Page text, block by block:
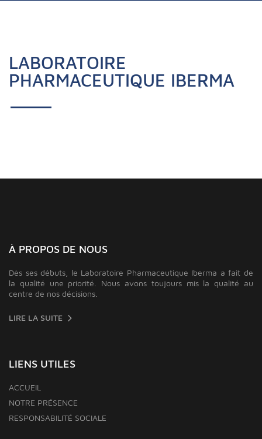
LABORATOIRE
PHARMACEUTIQUE IBERMA
À PROPOS DE NOUS
Dès ses débuts, le Laboratoire Pharmaceutique Iberma a fait de
la qualité une priorité. Nous avons toujours mis la qualité au
centre de nos décisions.
LIRE LA SUITE
LIENS UTILES
ACCUEIL
NOTRE PRÉSENCE
RESPONSABILITÉ SOCIALE